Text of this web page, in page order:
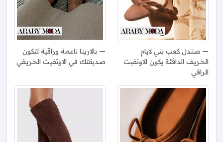
صندل كعب بني لايام
الخريف الدافئة يكون الاوتفيت
الراقي
بالارينا ناعمة وراقية لتكون
صديقتك في الاوتفيت الخريفي